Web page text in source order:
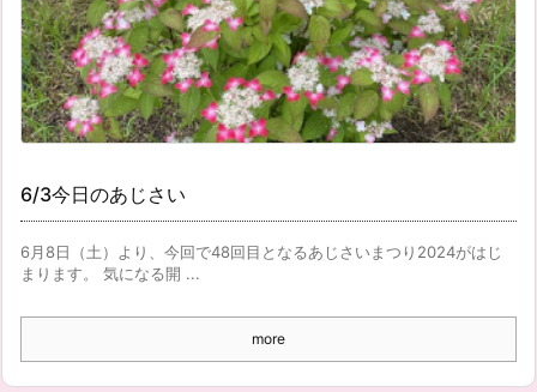
6/3今日のあじさい
6月8日（土）より、今回で48回目となるあじさいまつり2024がはじ
まります。 気になる開 ...
more